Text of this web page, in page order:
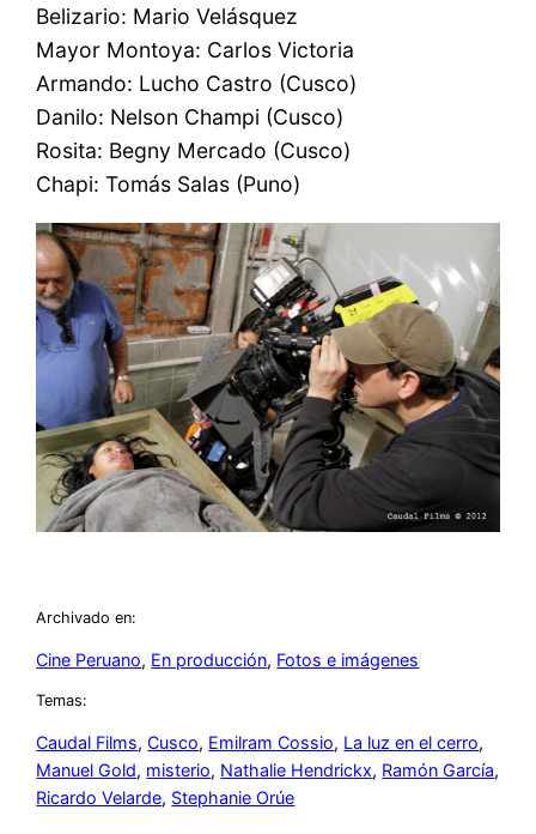
Belizario: Mario Velásquez
Mayor Montoya: Carlos Victoria
Armando: Lucho Castro (Cusco)
Danilo: Nelson Champi (Cusco)
Rosita: Begny Mercado (Cusco)
Chapi: Tomás Salas (Puno)
Archivado en:
Cine Peruano, En producción, Fotos e imágenes
Temas:
Caudal Films, Cusco, Emilram Cossio, La luz en el cerro
Manuel Gold, misterio, Nathalie Hendrickx, Ramón García
Ricardo Velarde, Stephanie Orúe